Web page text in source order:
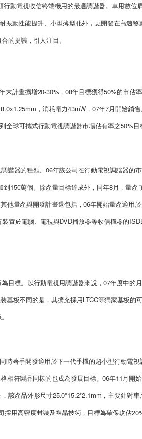
動電視收信終端機用的最適調諧器。車用數位
振動性能提升、小型薄型化外，更開發在高速移
的提議，引人注目。
末計畫擴增20-30%，08年目標獲得50%的市佔
，消耗電力43mW，07年7月開始銷
全球可攜式行動電視調諧器市場佔有率之50%目
諧器的種類。06年該公司在行動電視調諧器的
150萬個。除產量目標達成外，同年8月，量產
他量產與開發計畫還包括，06年開始量產適用
置於電腦、電視與DVD播放器等收信機器的
目標。以行動電視用調諧器來說，07年度中的
基板不同的是，其擴充採用LTCC等獨家基板的
時著手開發適用於下一代手機的超小型行動電視
相符製品同樣的也成為發展目標。06年11月開
該產品外形尺寸25.0*15.2*2.1mm，主要針對車
用高密度封裝及裸晶技術，目標為確保攻佔